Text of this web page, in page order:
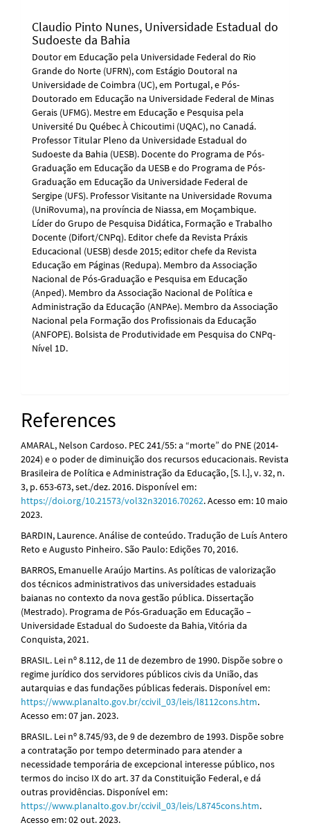
Claudio Pinto Nunes, Universidade Estadual do
Sudoeste da Bahia
Doutor em Educação pela Universidade Federal do Rio
Grande do Norte (UFRN), com Estágio Doutoral na
Universidade de Coimbra (UC), em Portugal, e Pós-
Doutorado em Educação na Universidade Federal de Minas
Gerais (UFMG). Mestre em Educação e Pesquisa pela
Université Du Québec À Chicoutimi (UQAC), no Canadá.
Professor Titular Pleno da Universidade Estadual do
Sudoeste da Bahia (UESB). Docente do Programa de Pós-
Graduação em Educação da UESB e do Programa de Pós-
Graduação em Educação da Universidade Federal de
Sergipe (UFS). Professor Visitante na Universidade Rovuma
(UniRovuma), na província de Niassa, em Moçambique.
Líder do Grupo de Pesquisa Didática, Formação e Trabalho
Docente (Difort/CNPq). Editor chefe da Revista Práxis
Educacional (UESB) desde 2015; editor chefe da Revista
Educação em Páginas (Redupa). Membro da Associação
Nacional de Pós-Graduação e Pesquisa em Educação
(Anped). Membro da Associação Nacional de Política e
Administração da Educação (ANPAe). Membro da Associação
Nacional pela Formação dos Profissionais da Educação
(ANFOPE). Bolsista de Produtividade em Pesquisa do CNPq-
Nível 1D.
References
AMARAL, Nelson Cardoso. PEC 241/55: a “morte” do PNE (2014-
2024) e o poder de diminuição dos recursos educacionais. Revista
Brasileira de Política e Administração da Educação, [S. l.], v. 32, n.
3, p. 653-673, set./dez. 2016. Disponível em:
https://doi.org/10.21573/vol32n32016.70262. Acesso em: 10 maio
2023.
BARDIN, Laurence. Análise de conteúdo. Tradução de Luís Antero
Reto e Augusto Pinheiro. São Paulo: Edições 70, 2016.
BARROS, Emanuelle Araújo Martins. As políticas de valorização
dos técnicos administrativos das universidades estaduais
baianas no contexto da nova gestão pública. Dissertação
(Mestrado). Programa de Pós-Graduação em Educação –
Universidade Estadual do Sudoeste da Bahia, Vitória da
Conquista, 2021.
BRASIL. Lei nº 8.112, de 11 de dezembro de 1990. Dispõe sobre o
regime jurídico dos servidores públicos civis da União, das
autarquias e das fundações públicas federais. Disponível em:
https://www.planalto.gov.br/ccivil_03/leis/l8112cons.htm.
Acesso em: 07 jan. 2023.
BRASIL. Lei nº 8.745/93, de 9 de dezembro de 1993. Dispõe sobre
a contratação por tempo determinado para atender a
necessidade temporária de excepcional interesse público, nos
termos do inciso IX do art. 37 da Constituição Federal, e dá
outras providências. Disponível em:
https://www.planalto.gov.br/ccivil_03/leis/L8745cons.htm.
Acesso em: 02 out. 2023.